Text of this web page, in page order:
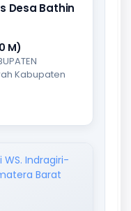
Desa Bathin
M)
Kabupaten